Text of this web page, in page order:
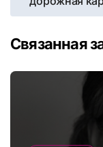
Связанная